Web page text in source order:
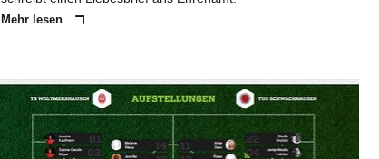
Mehr lesen